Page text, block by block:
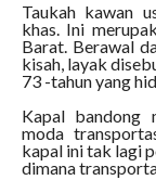
Taukah kawan
khas. Ini
Barat. Berawal
kisah, layak
73 -tahun yang
Kapal bandong
moda
kapal ini tak lagi
dimana